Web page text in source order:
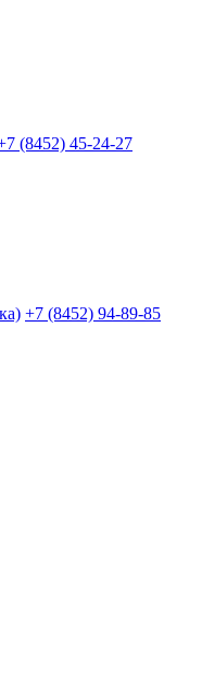
(8452) 45-24-27
+7 (8452) 94-89-85